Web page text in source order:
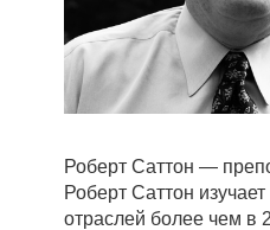
Роберт Саттон —
Роберт Саттон
отраслей более чем в